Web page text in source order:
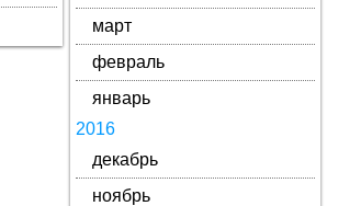
март
февраль
январь
2016
декабрь
ноябрь